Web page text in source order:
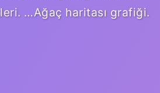
…Ağaç haritası grafiği.